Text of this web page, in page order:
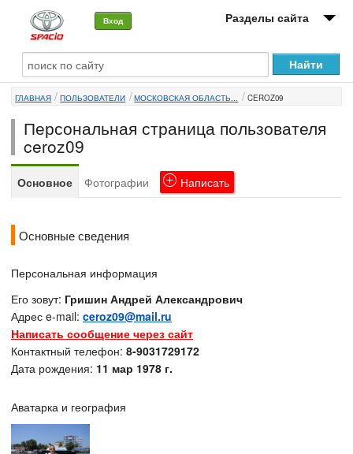
Вход Разделы сайта
О машине
Автоклуб
Форумы
Сервисы и услуги
ГЛАВНАЯ ПОЛЬЗОВАТЕЛИ МОСКОВСКАЯ ОБЛАСТЬ... CEROZ09
Персональная страница пользователя
ceroz09
Основное Фотографии Написать
Основные сведения
Персональная информация
Его зовут: Гришин Андрей Александрович
Адрес e-mail: ceroz09@mail.ru
Написать сообщение через сайт
Контактный телефон: 8-9031729172
Дата рождения: 11 мар 1978 г.
Аватарка и география